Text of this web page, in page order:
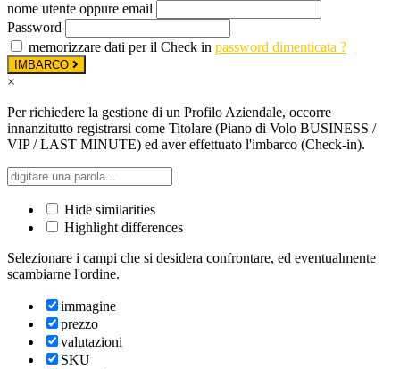
nome utente oppure email
Password
memorizzare dati per il Check in password dimenticata ?
IMBARCO
×
Per richiedere la gestione di un Profilo Aziendale, occorre
innanzitutto registrarsi come Titolare (Piano di Volo BUSINESS /
VIP / LAST MINUTE) ed aver effettuato l'imbarco (Check-in).
Hide similarities
Highlight differences
Selezionare i campi che si desidera confrontare, ed eventualmente
scambiarne l'ordine.
immagine
prezzo
valutazioni
SKU